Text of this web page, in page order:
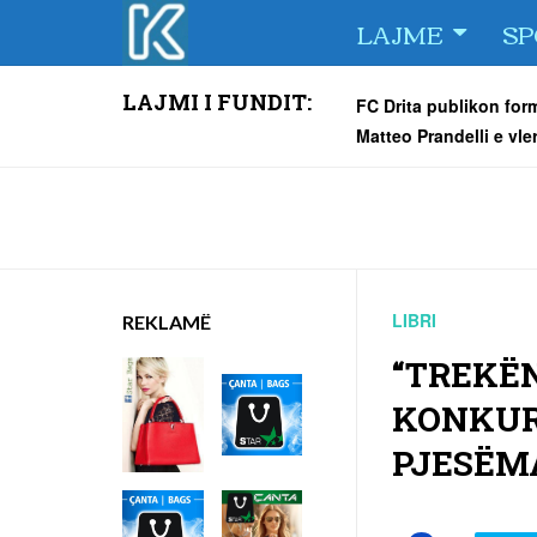
to
content
LAJME
LAJMI I FUNDIT:
Gjilani ndahet me
FC Drita publikon
Matteo Prandelli e
LIBRI
REKLAMË